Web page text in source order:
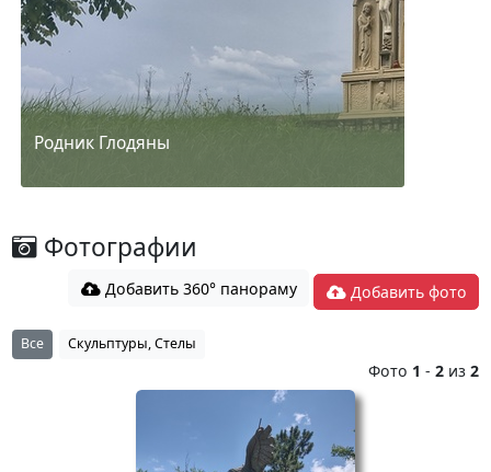
Родник Глодяны
Фотографии
Добавить 360° панораму Добавить фото
Все Скульптуры, Стелы
Фото 1 -2 из2